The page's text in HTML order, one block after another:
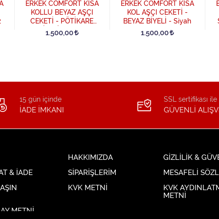
ERKEK COMFORT KISA
KOLLU BEYAZ AŞÇI
CEKETİ - PÖTİKARE
BİYELİ - Beyaz
1.500,00
ERKEK COMFORT KISA
KOL AŞÇI CEKETİ -
BEYAZ BİYELİ - Siyah
1.500,00
15 gün içinde
İADE İMKANI
SSL sertifikası ile
GÜVENLİ
HAKKIMIZDA
GİZLİLİK &
& İADE
SİPARİŞLERİM
MESAFELİ
KVK METNİ
KVK
METNİ
METNİ